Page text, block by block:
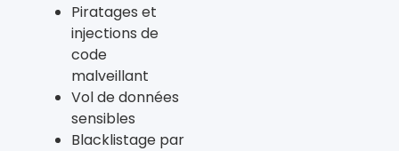
Piratages et
injections de
code
malveillant
Vol de données
sensibles
Blacklistage par